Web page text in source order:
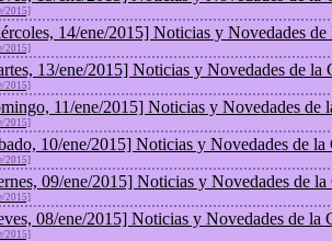
2015]
14/ene/2015] Noticias y Novedades
2015]
13/ene/2015] Noticias y Novedades de la
2015]
11/ene/2015] Noticias y Novedades de
2015]
10/ene/2015] Noticias y Novedades de la
2015]
09/ene/2015] Noticias y Novedades de
2015]
08/ene/2015] Noticias y Novedades de la
2015]